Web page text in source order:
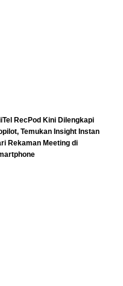
RecPod Kini Dilengkapi
Temukan Insight Instan
Rekaman Meeting di